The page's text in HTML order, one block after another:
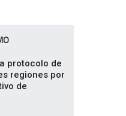
protocolo de
regiones por
de